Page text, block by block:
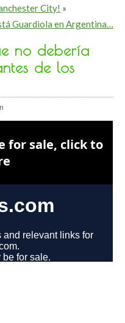
City! »
Guardiola en Argentina…
no debería
de los